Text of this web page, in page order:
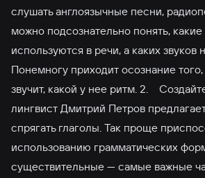
слушать англоязычные песни,
можно подсознательно понять,
используются в речи, а каких звуков
Понемногу приходит осознание
звучит, какой у нее ритм. 2.
лингвист Дмитрий Петров
спрягать глаголы. Так проще
использованию грамматических
существительные — самые важные